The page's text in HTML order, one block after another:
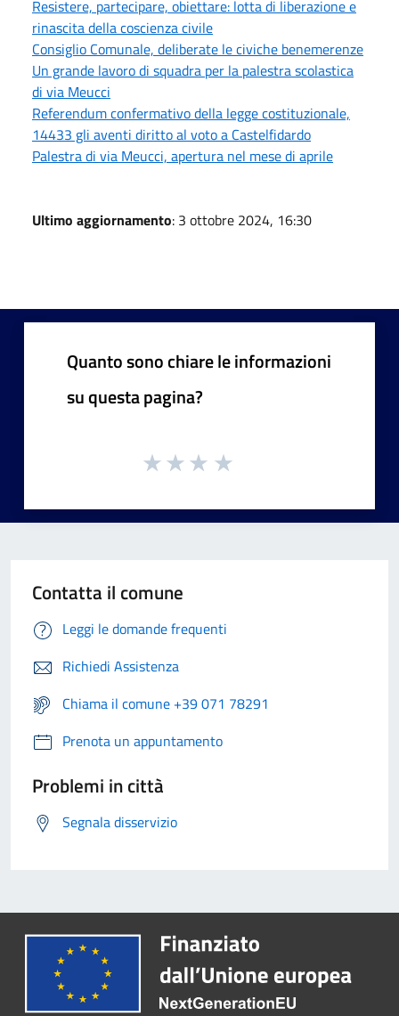
Resistere, partecipare, obiettare: lotta di liberazione e
rinascita della coscienza civile
Consiglio Comunale, deliberate le civiche benemerenze
Un grande lavoro di squadra per la palestra scolastica
di via Meucci
Referendum confermativo della legge costituzionale,
14433 gli aventi diritto al voto a Castelfidardo
Palestra di via Meucci, apertura nel mese di aprile
Ultimo aggiornamento: 3 ottobre 2024, 16:30
Quanto sono chiare le informazioni
su questa pagina?
Contatta il comune
Leggi le domande frequenti
Richiedi Assistenza
Chiama il comune +39 071 78291
Prenota un appuntamento
Problemi in città
Segnala disservizio